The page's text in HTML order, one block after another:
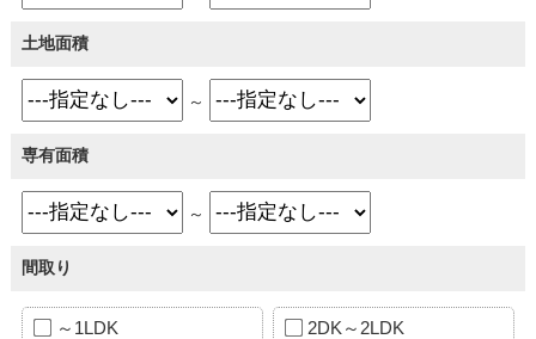
土地面積
～
専有面積
～
間取り
～1LDK 2DK～2LDK